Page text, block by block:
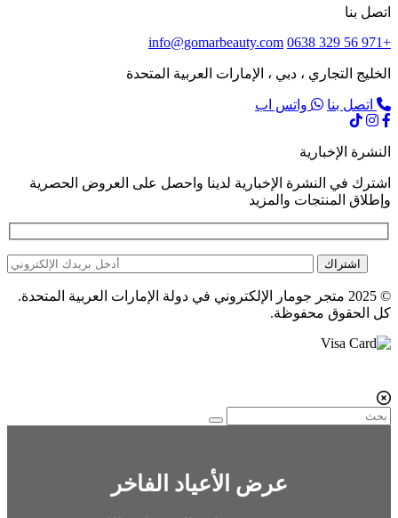
اتصل بنا
+971 56 329 0638
info@gomarbeauty.com
الخليج التجاري ، دبي ، الإمارات العربية المتحدة
اتصل بنا واتس اب
النشرة الإخبارية
اشترك في النشرة الإخبارية لدينا واحصل على العروض الحصرية
وإطلاق المنتجات والمزيد
اشتراك
© 2025 متجر جومار الإلكتروني في دولة الإمارات العربية المتحدة.
كل الحقوق محفوظة.
عرض الأعياد الفاخر